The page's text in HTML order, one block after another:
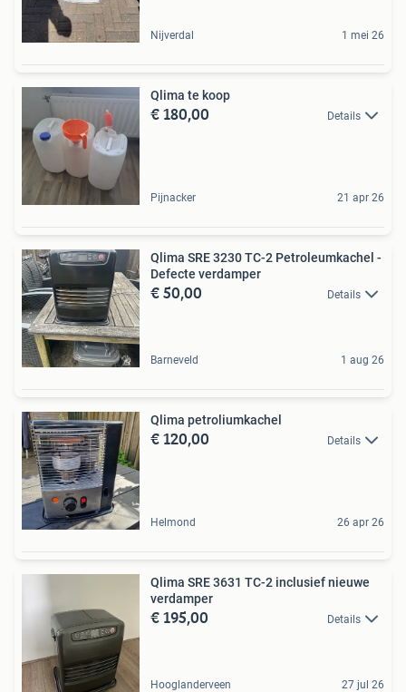
Nijverdal 1 mei 26
Qlima te koop
€ 180,00 Details
Pijnacker 21 apr 26
Qlima SRE 3230 TC-2 Petroleumkachel -
Defecte verdamper
€ 50,00 Details
Barneveld 1 aug 26
Qlima petroliumkachel
€ 120,00 Details
Helmond 26 apr 26
Qlima SRE 3631 TC-2 inclusief nieuwe
verdamper
€ 195,00 Details
Hooglanderveen 27 jul 26